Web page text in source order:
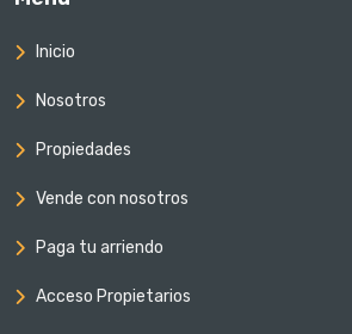
Inicio
Nosotros
Propiedades
Vende con nosotros
Paga tu arriendo
Acceso Propietarios